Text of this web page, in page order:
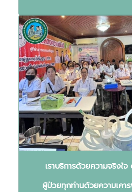
เราบริการด้วยความจริงใ
ผู้ป่วยทุกท่านด้วยความเคา